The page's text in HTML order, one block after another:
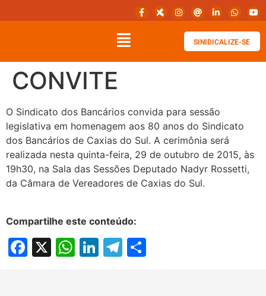
SINIDICALIZE-SE
CONVITE
O Sindicato dos Bancários convida para sessão
legislativa em homenagem aos 80 anos do Sindicato
dos Bancários de Caxias do Sul. A cerimônia será
realizada nesta quinta-feira, 29 de outubro de 2015, às
19h30, na Sala das Sessões Deputado Nadyr Rossetti,
da Câmara de Vereadores de Caxias do Sul.
Compartilhe este conteúdo:
Facebook
X WhatsApp
LinkedIn
Telegram